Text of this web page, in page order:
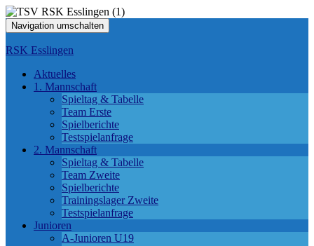
Navigation umschalten
RSK Esslingen
Aktuelles
1. Mannschaft
Spieltag & Tabelle
Team Erste
Spielberichte
Testspielanfrage
2. Mannschaft
Spieltag & Tabelle
Team Zweite
Spielberichte
Trainingslager Zweite
Testspielanfrage
Junioren
A-Junioren U19